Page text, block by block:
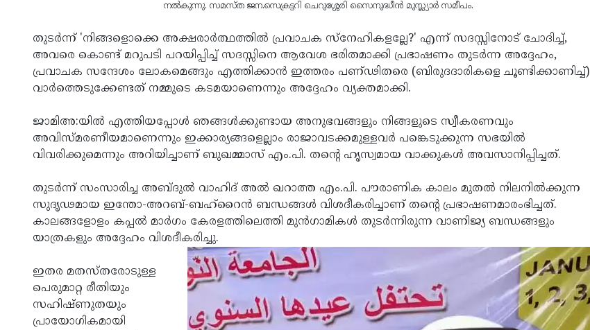
നല്‍കുന്നു. സമസ്ത ജന.സെക്രട്ടറി ചെറുശ്ശേരി സൈനുദ്ധീന്‍ മുസ്ല്യാര്‍ സമീപം.
തുടര്‍ന്ന് 'നിങ്ങളൊക്കെ അക്ഷരാര്‍ത്ഥത്തില്‍ പ്രവാചക സ്‌നേഹികളല്ലേ?' എന്ന് സദസ്സിനോട് ചോദിച്ച്,
അവരെ കൊണ്ട് മറുപടി പറയിപ്പിച്ച് സദസ്സിനെ ആവേശ ഭരിതമാക്കി പ്രഭാഷണം തുടര്‍ന്ന അദ്ദേഹം,
പ്രവാചക സന്ദേശം ലോകമെങ്ങും എത്തിക്കാന്‍ ഇത്തരം പണ്ഢിതരെ (ബിരുദദാരികളെ ചൂണ്ടിക്കാണിച്ച്)
വാര്‍ത്തെടുക്കേണ്ടത് നമ്മുടെ കടമയാണെന്നും അദ്ദേഹം വ്യക്തമാക്കി.
ജാമിഅ:യില്‍ എത്തിയപ്പോള്‍ ഞങ്ങള്‍ക്കുണ്ടായ അനുഭവങ്ങളും നിങ്ങളുടെ സ്വീകരണവും
അവിസ്മരണീയമാണെന്നും ഇക്കാര്യങ്ങളെല്ലാം രാജാവടക്കമുള്ളവര്‍ പങ്കെടുക്കുന്ന സഭയില്‍
വിവരിക്കുമെന്നും അറിയിച്ചാണ് ബുഖമ്മാസ് എം.പി. തന്റെ ഹൃസ്വമായ വാക്കുകള്‍ അവസാനിപ്പിച്ചത്.
തുടര്‍ന്ന് സംസാരിച്ച അബ്ദുല്‍ വാഹിദ് അല്‍ ഖറാത്ത എം.പി. പൗരാണിക കാലം മുതല്‍ നിലനില്‍ക്കുന്ന
സുദൃഢമായ ഇന്തോ-അറബ്-ബഹ്‌റൈന്‍ ബന്ധങ്ങള്‍ വിശദീകരിച്ചാണ് തന്റെ പ്രഭാഷണമാരംഭിച്ചത്.
കാലങ്ങളോളം കപ്പല്‍ മാര്‍ഗം കേരളത്തിലെത്തി മുന്‍ഗാമികള്‍ തുടര്‍ന്നിരുന്ന വാണിജ്യ ബന്ധങ്ങളും
യാത്രകളും അദ്ദേഹം വിശദീകരിച്ചു.
ഇതര മതസ്തരോടുള്ള
പെരുമാറ്റ രീതിയും
സഹിഷ്ണുതയും
പ്രായോഗികമായി